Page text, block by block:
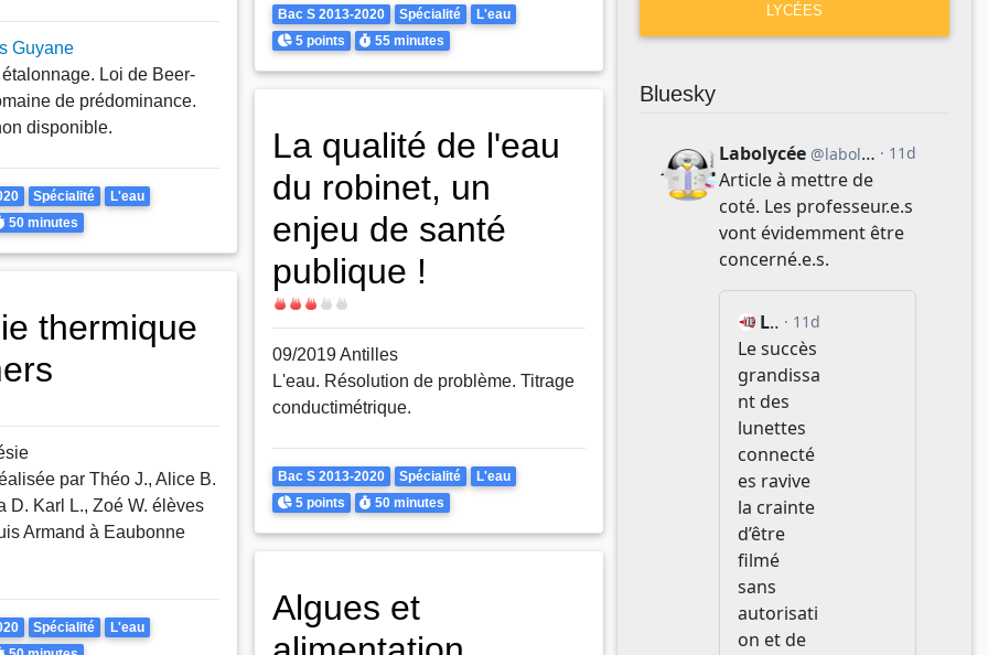
Theme
Bac S 2013-2020 Spécialité L'eau
Points
5 points Durée
55 minutes
Guyane
Loi de Beer-
de prédominance.
disponible.
Spécialité L'eau
50 minutes
La qualité de l'eau
du robinet, un
enjeu de santé
publique !
Difficulté
09/2019 Antilles
L'eau. Résolution de problème. Titrage
conductimétrique.
Theme
Bac S 2013-2020 Spécialité L'eau
Points
5 points Durée
50 minutes
thermique
par Théo J., Alice B.
D. Karl L., Zoé W. élèves
Armand à Eaubonne
Spécialité L'eau
Algues et
LYCÉES
Bluesky